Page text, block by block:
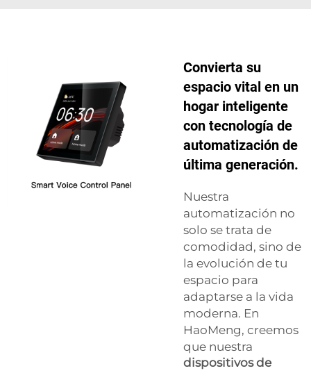
Convierta su
espacio vital en un
hogar inteligente
con tecnología de
automatización de
última generación.
Nuestra
automatización no
solo se trata de
comodidad, sino de
la evolución de tu
espacio para
adaptarse a la vida
moderna. En
HaoMeng, creemos
que nuestra
dispositivos de